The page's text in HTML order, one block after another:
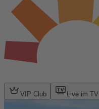
VIP Club Live im TV